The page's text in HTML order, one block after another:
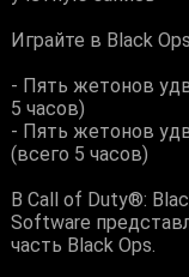
Играйте в Black
- Пять жетонов
5 часов)
- Пять жетонов
(всего 5 часов)
В Call of Duty®:
Software
часть Black Ops.